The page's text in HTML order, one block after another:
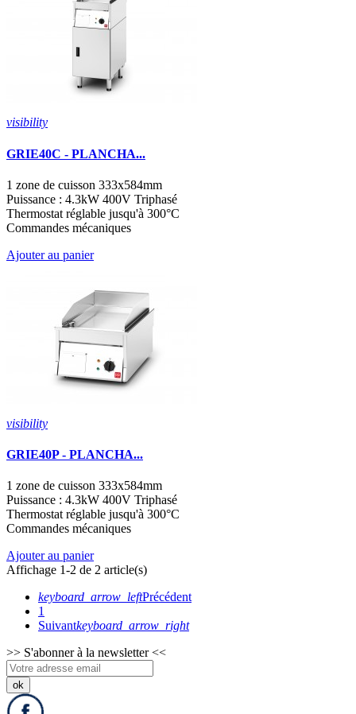
visibility
GRIE40C - PLANCHA...
1 zone de cuisson 333x584mm
Puissance : 4.3kW 400V Triphasé
Thermostat réglable jusqu'à 300°C
Commandes mécaniques
Ajouter au panier
visibility
GRIE40P - PLANCHA...
1 zone de cuisson 333x584mm
Puissance : 4.3kW 400V Triphasé
Thermostat réglable jusqu'à 300°C
Commandes mécaniques
Ajouter au panier
Affichage 1-2 de 2 article(s)
keyboard_arrow_leftPrécédent
1
Suivantkeyboard_arrow_right
>> S'abonner à la newsletter<<